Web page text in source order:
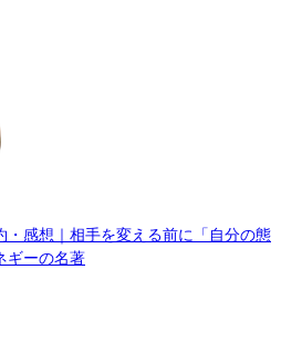
・感想｜相手を変える前に「自分の態
ギーの名著